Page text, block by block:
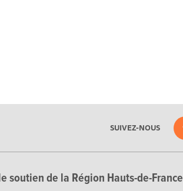
SUIVEZ-NOUS
soutien de la Région Hauts-de-France